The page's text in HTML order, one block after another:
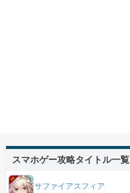
スマホゲー攻略タイトル一覧
サファイアスフィア